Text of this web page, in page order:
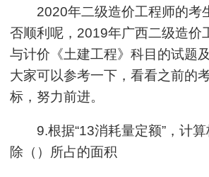
2020年二级造价工程师的考
否顺利呢，2019年广西二级造价
与计价《土建工程》科目的试题
大家可以参考一下，看看之前的
标，努力前进。
9.根据“13消耗量定额”，计
除（）所占的面积